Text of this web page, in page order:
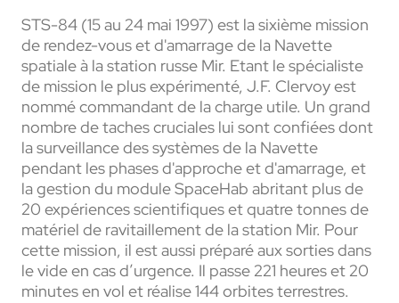
STS-84 (15 au 24 mai 1997) est la sixième mission
de rendez-vous et d'amarrage de la Navette
spatiale à la station russe Mir. Etant le spécialiste
de mission le plus expérimenté, J.F. Clervoy est
nommé commandant de la charge utile. Un grand
nombre de taches cruciales lui sont confiées dont
la surveillance des systèmes de la Navette
pendant les phases d'approche et d'amarrage, et
la gestion du module SpaceHab abritant plus de
20 expériences scientifiques et quatre tonnes de
matériel de ravitaillement de la station Mir. Pour
cette mission, il est aussi préparé aux sorties dans
le vide en cas d’urgence. Il passe 221 heures et 20
minutes en vol et réalise 144 orbites terrestres.